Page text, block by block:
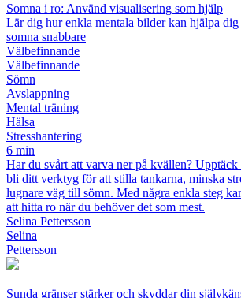
Somna i ro: Använd visualisering som hjälp
Lär dig hur enkla mentala bilder kan hjälpa dig
somna snabbare
Välbefinnande
Välbefinnande
Sömn
Avslappning
Mental träning
Hälsa
Stresshantering
6 min
Har du svårt att varva ner på kvällen?
bli ditt verktyg för att stilla tankarna, minska
lugnare väg till sömn. Med några enkla steg
att hitta ro när du behöver det som mest.
Selina Pettersson
Selina
Pettersson
Sunda gränser stärker och skyddar din